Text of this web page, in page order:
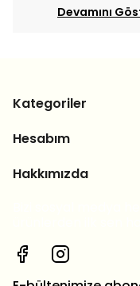
Devamını
Kategoriler
Hesabım
Hakkımızda